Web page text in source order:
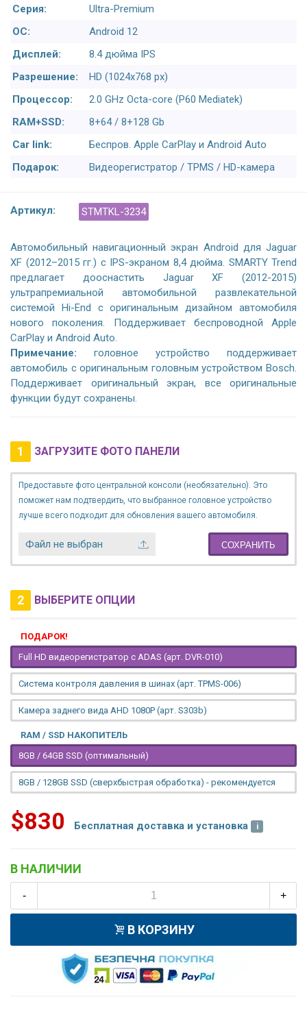
Серия:
Ultra-Premium
ОС:
Android 12
Дисплей:
8.4 дюйма IPS
Разрешение:
HD (1024x768 px)
Процессор:
2.0 GHz Octa-core (P60 Mediatek)
RAM+SSD:
8+64 / 8+128 Gb
Car link:
Беспров. Apple CarPlay и Android Auto
Подарок:
Видеорегистратор / TPMS / HD-камера
Артикул: STMTKL-3234
Автомобильный навигационный экран Android для Jaguar
XF (2012–2015 гг.) с IPS-экраном 8,4 дюйма. SMARTY Trend
предлагает дооснастить Jaguar XF (2012-2015)
ультрапремиальной автомобильной развлекательной
системой Hi-End с оригинальным дизайном автомобиля
нового поколения. Поддерживает беспроводной Apple
CarPlay и Android Auto.
Примечание: головное устройство поддерживает
автомобиль с оригинальным головным устройством Bosch.
Поддерживает оригинальный экран, все оригинальные
функции будут сохранены.
1 ЗАГРУЗИТЕ ФОТО ПАНЕЛИ
Предоставьте фото центральной консоли (необязательно). Это
поможет нам подтвердить, что выбранное головное устройство
лучше всего подходит для обновления вашего автомобиля.
Файл не выбран СОХРАНИТЬ
2 ВЫБЕРИТЕ ОПЦИИ
ПОДАРОК!
Full HD видеорегистратор с ADAS (арт. DVR-010)
Система контроля давления в шинах (арт. TPMS-006)
Камера заднего вида AHD 1080P (арт. S303b)
RAM / SSD НАКОПИТЕЛЬ
8GB / 64GB SSD (оптимальный)
8GB / 128GB SSD (сверхбыстрая обработка) - рекомендуется
$830 Бесплатная доставка и установка
В НАЛИЧИИ
- +
В КОРЗИНУ